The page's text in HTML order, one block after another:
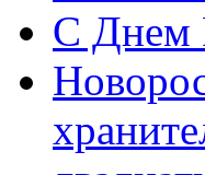
C Днем